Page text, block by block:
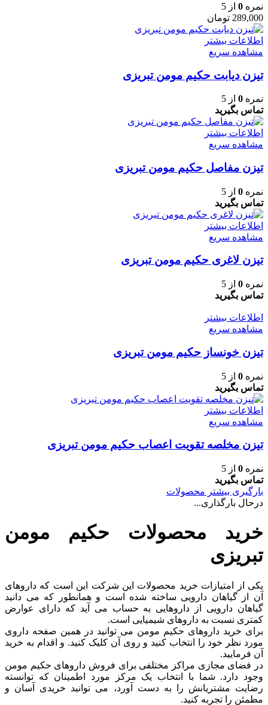
نمره 0 از 5
289,000 تومان
اطلاعات بیشتر
مشاهده سریع
تیزن دیابت حکیم مومن تبریزی
نمره 0 از 5
تماس بگیرید
اطلاعات بیشتر
مشاهده سریع
تیزن مفاصل حکیم مومن تبریزی
نمره 0 از 5
تماس بگیرید
اطلاعات بیشتر
مشاهده سریع
تیزن لاغری حکیم مومن تبریزی
نمره 0 از 5
تماس بگیرید
اطلاعات بیشتر
مشاهده سریع
تیزن خونساز حکیم مومن تبریزی
نمره 0 از 5
تماس بگیرید
اطلاعات بیشتر
مشاهده سریع
تیزن مخلصه تقویت اعصاب حکیم مومن تبریزی
نمره 0 از 5
تماس بگیرید
بارگیری بیشتر محصولات
درحال بارگذاری...
خرید محصولات حکیم مومن
تبریزی
یکی از امتیازات خرید محصولات این شرکت این است که داروهای
آن از گیاهان دارویی ساخته شده است و همانطور که می دانید
گیاهان دارویی از داروهایی به حساب می آید که دارای عوارض
کمتری نسبت به داروهای شیمیایی است.
برای خرید داروهای حکیم مومن می توانید در همین صفحه داروی
مورد نظر خود را انتخاب کنید و روی آن کلیک کنید. و اقدام به خرید
آن فرمایید.
در فضای مجازی مراکز مختلفی برای فروش داروهای حکیم مومن
وجود دارد. شما با انتخاب یک مرکز مورد اطمینان که توانسته
رضایت مشتریانش را به دست آورد، می توانید خریدی آسان و
مطمئن را تجربه کنید.